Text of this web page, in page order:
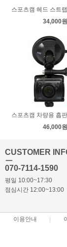
스포츠캠 헤드 스트
34,000원
스포츠캠 차량용 흡
46,000원
CUSTOMER
ㅡ
070-7114-1590
평일 10:00~17:30
점심시간 12:00~13:00
이용안내